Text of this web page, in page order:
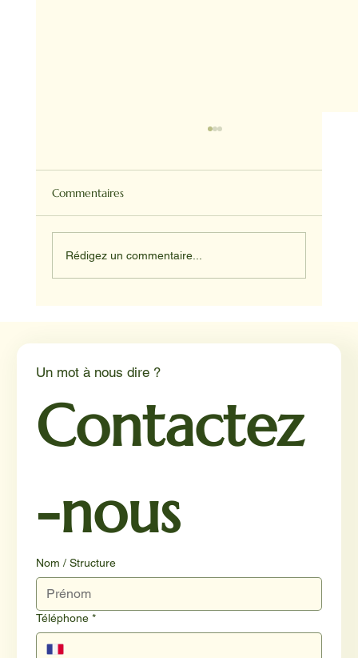
Commentaires
Rédigez un commentaire...
Un mot à nous dire ?
Contactez
-nous
Nom / Structure
Téléphone *